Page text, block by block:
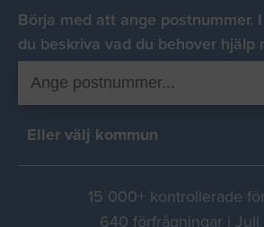
Börja med att ange postnummer.
du beskriva vad du behover hjälp
Eller välj kommun
15 000+ kontrollerade
640 förfrågningar i